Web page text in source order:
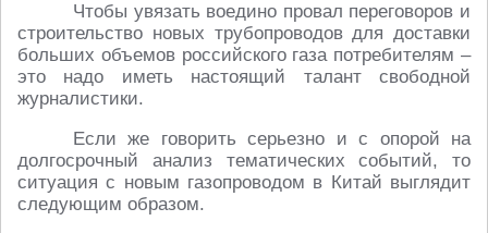
Чтобы увязать воедино провал переговоров и
строительство новых трубопроводов для доставки
больших объемов российского газа потребителям –
это надо иметь настоящий талант свободной
журналистики.
Если же говорить серьезно и с опорой на
долгосрочный анализ тематических событий, то
ситуация с новым газопроводом в Китай выглядит
следующим образом.